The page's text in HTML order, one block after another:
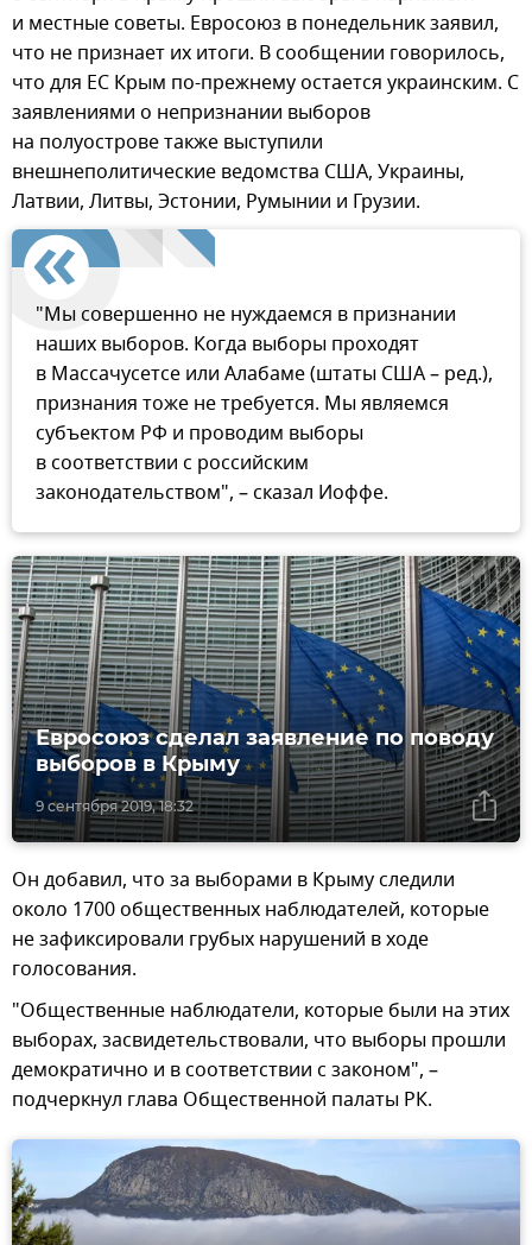
и местные советы. Евросоюз в понедельник заявил,
что не признает их итоги. В сообщении говорилось,
что для ЕС Крым по-прежнему остается украинским. С
заявлениями о непризнании выборов
на полуострове также выступили
внешнеполитические ведомства США, Украины,
Латвии, Литвы, Эстонии, Румынии и Грузии.
"Мы совершенно не нуждаемся в признании
наших выборов. Когда выборы проходят
в Массачусетсе или Алабаме (штаты США – ред.),
признания тоже не требуется. Мы являемся
субъектом РФ и проводим выборы
в соответствии с российским
законодательством", – сказал Иоффе.
9 сентября 2019, 18:32
Евросоюз сделал заявление по поводу
выборов в Крыму
Он добавил, что за выборами в Крыму следили
около 1700 общественных наблюдателей, которые
не зафиксировали грубых нарушений в ходе
голосования.
"Общественные наблюдатели, которые были на этих
выборах, засвидетельствовали, что выборы прошли
демократично и в соответствии с законом", –
подчеркнул глава Общественной палаты РК.